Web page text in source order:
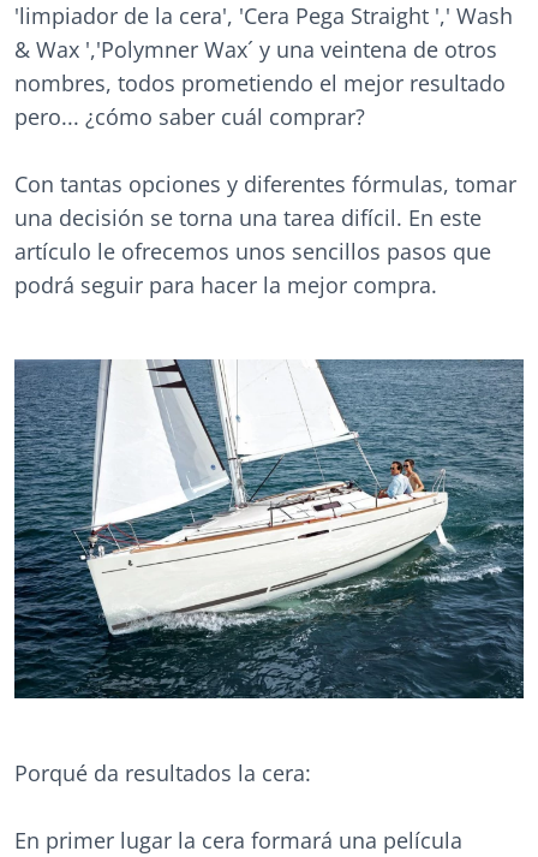
'limpiador de la cera', 'Cera Pega Straight ',' Wash
& Wax ','Polymner Wax´ y una veintena de otros
nombres, todos prometiendo el mejor resultado
pero... ¿cómo saber cuál comprar?
Con tantas opciones y diferentes fórmulas, tomar
una decisión se torna una tarea difícil. En este
artículo le ofrecemos unos sencillos pasos que
podrá seguir para hacer la mejor compra.
Porqué da resultados la cera:
En primer lugar la cera formará una película